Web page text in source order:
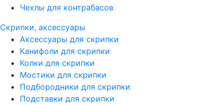
Чехлы для контрабасов
Скрипки, аксессуары
Аксессуары для скрипки
Канифоли для скрипки
Колки для скрипки
Мостики для скрипки
Подбородники для скрипки
Подставки для скрипки